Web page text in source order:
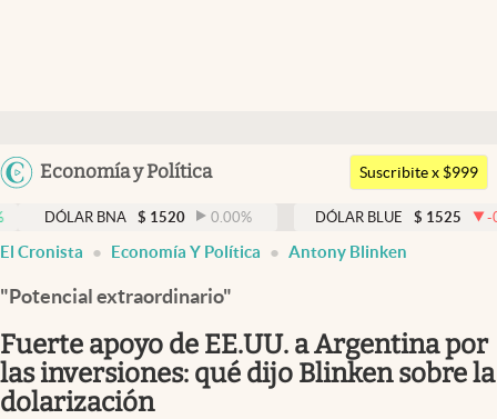
Argentina
Uruguay
Economía y Política
Members
Economía y Política
Finanzas y Mercados
Mercados Online
Negocios
Columnistas
Suscribite x $999
BNA $ 1520 0.00% DÓLAR BLUE $ 1525 -0.33%
El Cronista Economía Y Política Antony Blinken
"Potencial extraordinario"
Fuerte apoyo de EE.UU. a Argentina por
las inversiones: qué dijo Blinken sobre la
dolarización